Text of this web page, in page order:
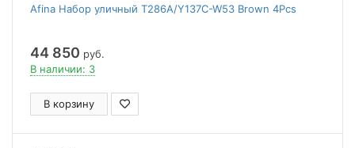
Afina Набор уличный T286A/Y137C-W53 Brown 4Pcs
44 850 руб.
В наличии: 3
В корзину